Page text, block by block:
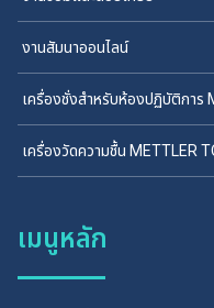
งานสัมนาออนไลน์
เครื่องชั่งสำหรับห้องปฏิบัติการ
เครื่องวัดความชื้น METTLER
เมนูหลัก